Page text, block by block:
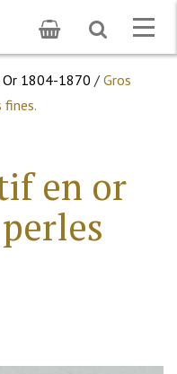
Toggle
search
Or 1804-1870 / Gros
en or